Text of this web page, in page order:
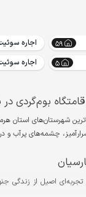
59 اجاره
5 اجاره
بوم‌گردی در
شهرستان‌های
چشمه‌های پرآب
اصیل از زندگی